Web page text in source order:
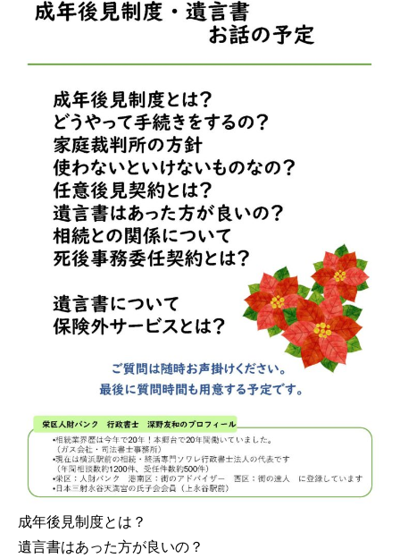
成年後見制度とは？
遺言書はあった方が良いの？